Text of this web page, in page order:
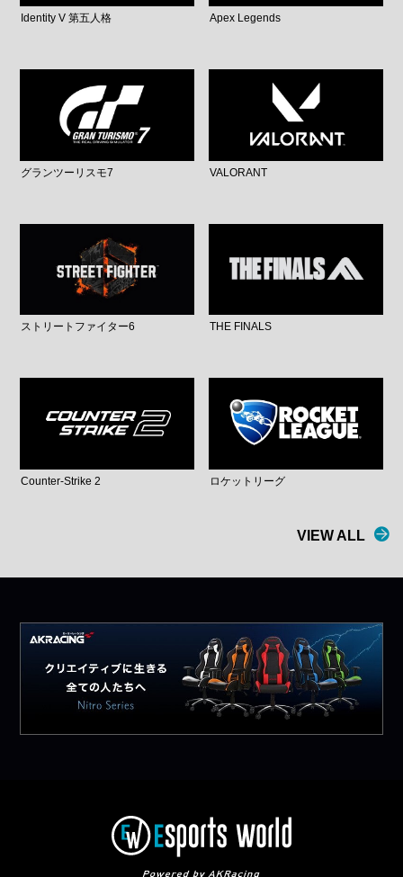
Identity V 第五人格 Apex Legends
グランツーリスモ7 VALORANT
ストリートファイター6 THE FINALS
Counter-Strike 2 ロケットリーグ
VIEW ALL